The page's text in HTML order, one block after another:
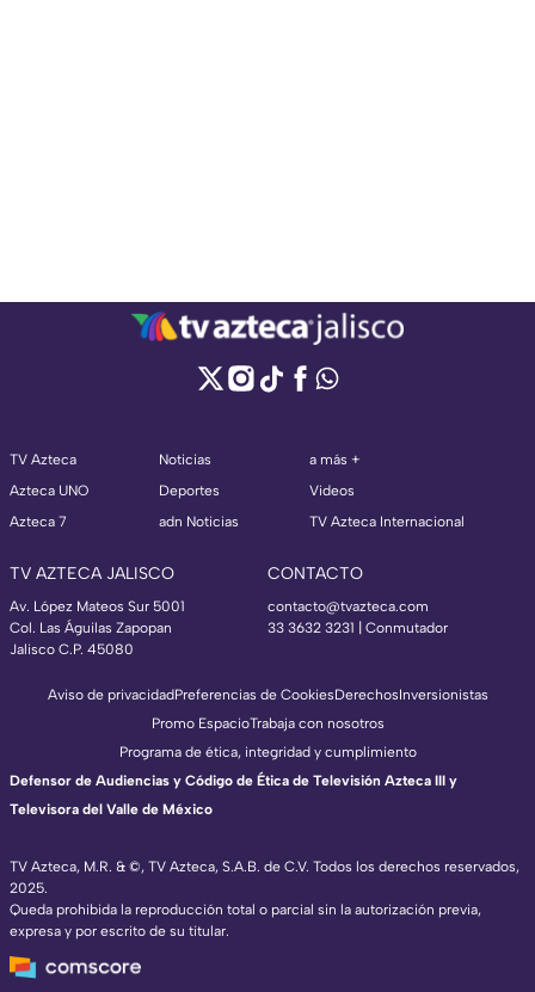
TV Azteca
Azteca UNO
Azteca 7
Noticias
Deportes
adn Noticias
a más +
Videos
TV Azteca Internacional
TV AZTECA JALISCO
Av. López Mateos Sur 5001
Col. Las Águilas Zapopan
Jalisco C.P. 45080
CONTACTO
contacto@tvazteca.com
33 3632 3231 | Conmutador
TV Azteca, M.R. & ©, TV Azteca, S.A.B. de C.V. Todos los derechos reservados,
2025.
Queda prohibida la reproducción total o parcial sin la autorización previa,
expresa y por escrito de su titular.
Aviso de privacidadPreferencias de CookiesDerechosInversionistas
Promo EspacioTrabaja con nosotros
Programa de ética, integridad y cumplimiento
Defensor de Audiencias y Código de Ética de Televisión Azteca III y
Televisora del Valle de México